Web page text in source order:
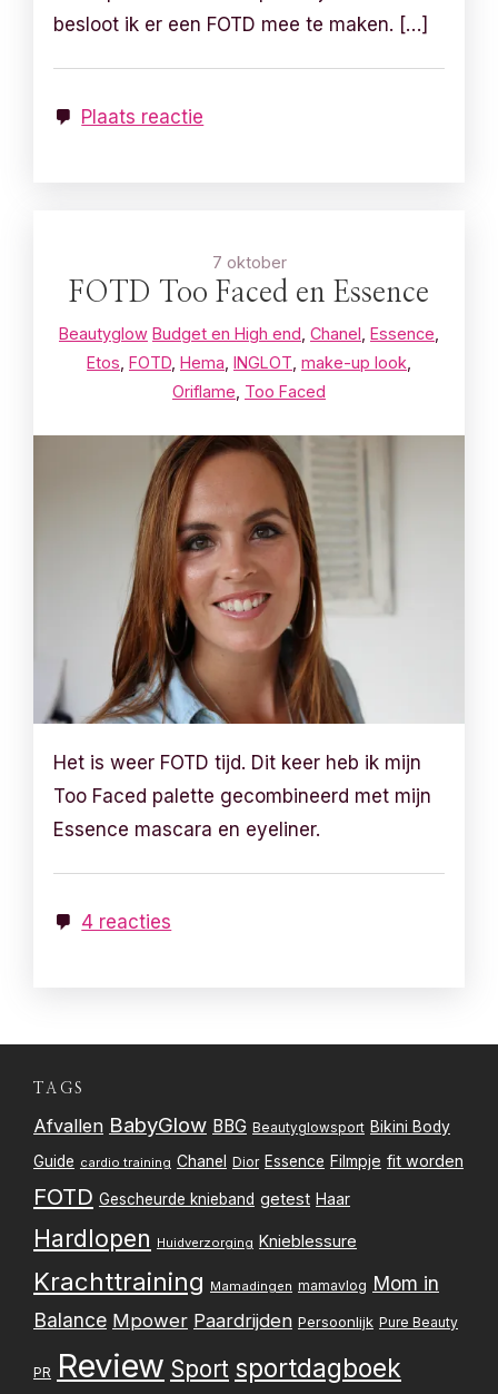
besloot ik er een FOTD mee te maken. […]
Plaats reactie
7 oktober
FOTD Too Faced en Essence
Beautyglow Budget en High end Chanel Essence
Etos FOTD Hema INGLOT make-up look
Oriflame Too Faced
Het is weer FOTD tijd. Dit keer heb ik mijn
Too Faced palette gecombineerd met mijn
Essence mascara en eyeliner.
4 reacties
TAGS
Afvallen BabyGlow BBG Beautyglowsport Bikini Body
Guide cardio training Chanel Dior Essence Filmpje fit worden
FOTD Gescheurde knieband getest Haar
Hardlopen Huidverzorging Knieblessure
Krachttraining Mamadingen mamavlog Mom in
Balance Mpower Paardrijden Persoonlijk Pure Beauty
PR Review Sport sportdagboek